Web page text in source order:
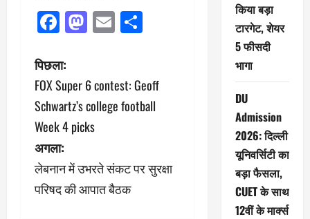
Facebook
Mastodon
Email
पो
स्ट
ने
वि
गे
पिछला:
FOX Super 6 contest: Geoff
Schwartz’s college football
Week 4 picks
अगला:
लेबनान में उभरते संकट पर सुरक्षा
परिषद की आपात बैठक
किया बड़ा
टारगेट, शेयर
5 फीसदी
भागा
DU
Admission
2026: दिल्ली
यूनिवर्सिटी का
बड़ा फैसला,
CUET के साथ
12वीं के मार्क्स